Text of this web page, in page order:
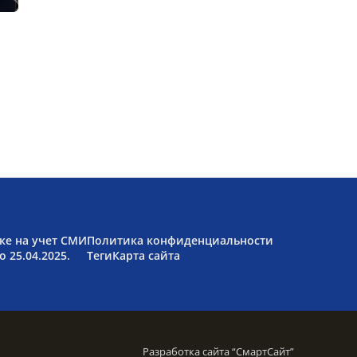
на учет СМИ
25.04.2025.
Политика конфиденциальности
ТегиКарта сайта
Разработка сайта “СмартСайт”